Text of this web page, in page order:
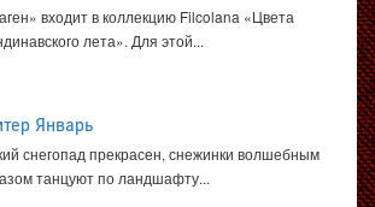
входит в коллекцию Filcolana «Цвета
лета». Для этой...
Январь
снегопад прекрасен, снежинки волшебным
танцуют по ландшафту...